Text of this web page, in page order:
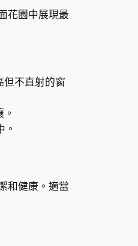
花園中展現最
但不直射的窗
和健康。適當